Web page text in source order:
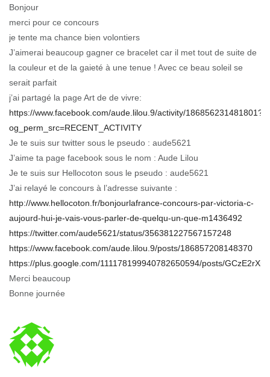
Bonjour
merci pour ce concours
je tente ma chance bien volontiers
J’aimerai beaucoup gagner ce bracelet car il met tout de suite de
la couleur et de la gaieté à une tenue ! Avec ce beau soleil se
serait parfait
j’ai partagé la page Art de de vivre:
https://www.facebook.com/aude.lilou.9/activity/186856231481801?
og_perm_src=RECENT_ACTIVITY
Je te suis sur twitter sous le pseudo : aude5621
J’aime ta page facebook sous le nom : Aude Lilou
Je te suis sur Hellocoton sous le pseudo : aude5621
J’ai relayé le concours à l’adresse suivante :
http://www.hellocoton.fr/bonjourlafrance-concours-par-victoria-c-
aujourd-hui-je-vais-vous-parler-de-quelqu-un-que-m1436492
https://twitter.com/aude5621/status/356381227567157248
https://www.facebook.com/aude.lilou.9/posts/186857208148370
https://plus.google.com/111178199940782650594/posts/
Merci beaucoup
Bonne journée